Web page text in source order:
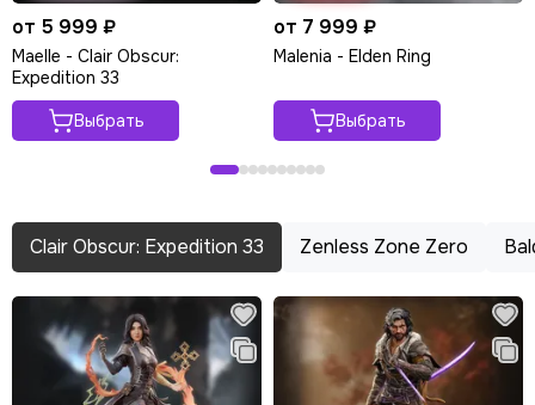
от 5 999 ₽
Maelle - Clair Obscur:
Expedition 33
Выбрать
от 7 999 ₽
Malenia - Elden Ring
Выбрать
Clair Obscur: Expedition 33 Zenless Zone Zero